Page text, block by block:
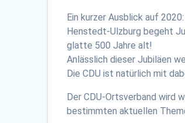
Ein kurzer Ausblick auf 2020:
Henstedt-Ulzburg begeht
glatte 500 Jahre alt!
Anlässlich dieser Jubiläen
Die CDU ist natürlich mit
Der CDU-Ortsverband wird
bestimmten aktuellen